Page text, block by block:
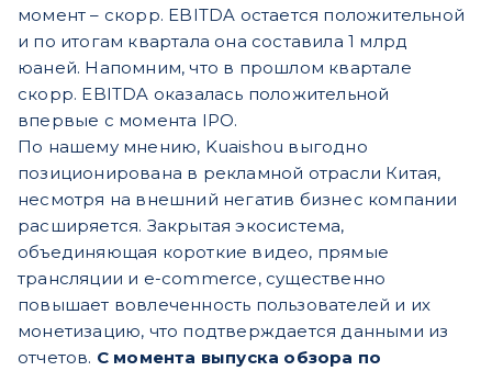
момент – скорр. EBITDA остается положительной
и по итогам квартала она составила 1 млрд
юаней. Напомним, что в прошлом квартале
скорр. EBITDA оказалась положительной
впервые с момента IPO.
По нашему мнению, Kuaishou выгодно
позиционирована в рекламной отрасли Китая,
несмотря на внешний негатив бизнес компании
расширяется. Закрытая экосистема,
объединяющая короткие видео, прямые
трансляции и e-commerce, существенно
повышает вовлеченность пользователей и их
монетизацию, что подтверждается данными из
отчетов. С момента выпуска обзора по